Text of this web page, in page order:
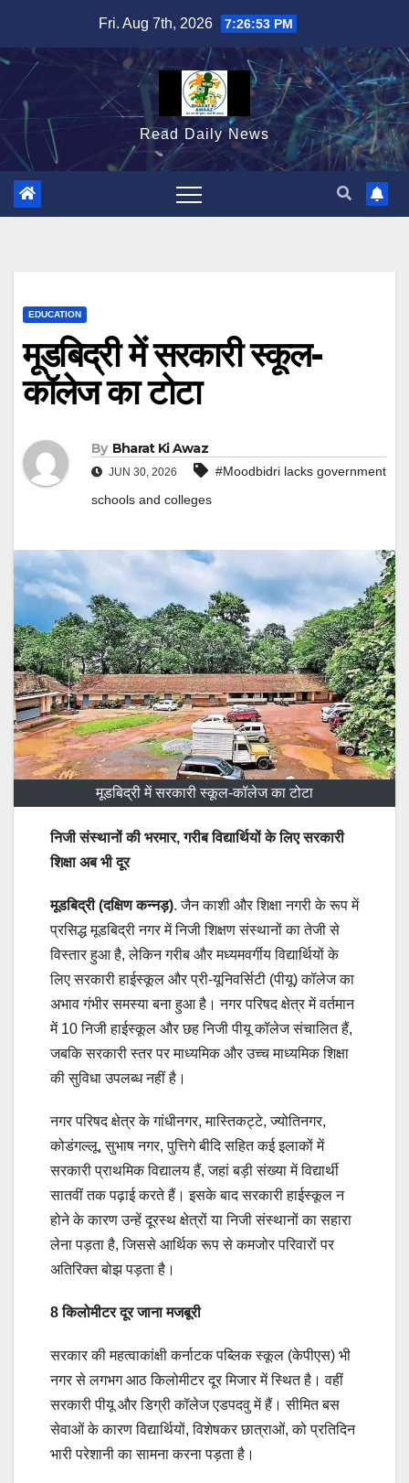
content
Fri. Aug 7th, 2026 7:26:54 PM
Read Daily News
EDUCATION
मूडबिद्री में सरकारी स्कूल-
कॉलेज का टोटा
By Bharat Ki Awaz
JUN 30, 2026
#Moodbidri lacks government
schools and colleges
मूडबिद्री में सरकारी स्कूल-कॉलेज का टोटा
निजी संस्थानों की भरमार, गरीब विद्यार्थियों के लिए सरकारी
शिक्षा अब भी दूर
मूडबिद्री (दक्षिण कन्नड़). जैन काशी और शिक्षा नगरी के रूप में
प्रसिद्ध मूडबिद्री नगर में निजी शिक्षण संस्थानों का तेजी से
विस्तार हुआ है, लेकिन गरीब और मध्यमवर्गीय विद्यार्थियों के
लिए सरकारी हाईस्कूल और प्री-यूनिवर्सिटी (पीयू) कॉलेज का
अभाव गंभीर समस्या बना हुआ है। नगर परिषद क्षेत्र में वर्तमान
में 10 निजी हाईस्कूल और छह निजी पीयू कॉलेज संचालित हैं,
जबकि सरकारी स्तर पर माध्यमिक और उच्च माध्यमिक शिक्षा
की सुविधा उपलब्ध नहीं है।
नगर परिषद क्षेत्र के गांधीनगर, मास्तिकट्टे, ज्योतिनगर,
कोडंगल्लू, सुभाष नगर, पुत्तिगे बीदि सहित कई इलाकों में
सरकारी प्राथमिक विद्यालय हैं, जहां बड़ी संख्या में विद्यार्थी
सातवीं तक पढ़ाई करते हैं। इसके बाद सरकारी हाईस्कूल न
होने के कारण उन्हें दूरस्थ क्षेत्रों या निजी संस्थानों का सहारा
लेना पड़ता है, जिससे आर्थिक रूप से कमजोर परिवारों पर
अतिरिक्त बोझ पड़ता है।
8 किलोमीटर दूर जाना मजबूरी
सरकार की महत्वाकांक्षी कर्नाटक पब्लिक स्कूल (केपीएस) भी
नगर से लगभग आठ किलोमीटर दूर मिजार में स्थित है। वहीं
सरकारी पीयू और डिग्री कॉलेज एडपदवु में हैं। सीमित बस
सेवाओं के कारण विद्यार्थियों, विशेषकर छात्राओं, को प्रतिदिन
भारी परेशानी का सामना करना पड़ता है।